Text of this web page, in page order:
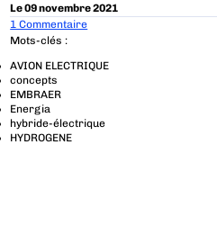
Le 09 novembre 2021
1 Commentaire
Mots-clés :
AVION ELECTRIQUE
concepts
EMBRAER
Energia
hybride-électrique
HYDROGENE